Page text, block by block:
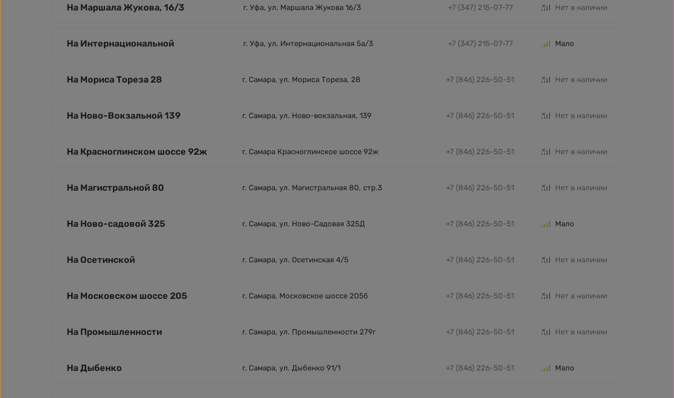
На Маршала Жукова, 16/3 г. Уфа, ул. Маршала Жукова 16/3 +7 (347) 215-07-77 Нет в наличии
На Интернациональной г. Уфа, ул. Интернациональная 5а/3 +7 (347) 215-07-77 Мало
На Мориса Тореза 28 г. Самара, ул. Мориса Тореза, 28 +7 (846) 226-50-51 Нет в наличии
На Ново-Вокзальной 139 г. Самара, ул. Ново-вокзальная, 139 +7 (846) 226-50-51 Нет в наличии
На Красноглинском шоссе 92ж г. Самара Красноглинское шоссе 92ж +7 (846) 226-50-51 Нет в наличии
На Магистральной 80 г. Самара, ул. Магистральная 80, стр.3 +7 (846) 226-50-51 Нет в наличии
На Ново-садовой 325 г. Самара, ул. Ново-Садовая 325Д +7 (846) 226-50-51 Мало
На Осетинской г. Самара, ул. Осетинская 4/5 +7 (846) 226-50-51 Нет в наличии
На Московском шоссе 205 г. Самара, Московское шоссе 205б +7 (846) 226-50-51 Нет в наличии
На Промышленности г. Самара, ул. Промышленности 279г +7 (846) 226-50-51 Нет в наличии
На Дыбенко г. Самара, ул. Дыбенко 91/1 +7 (846) 226-50-51 Мало